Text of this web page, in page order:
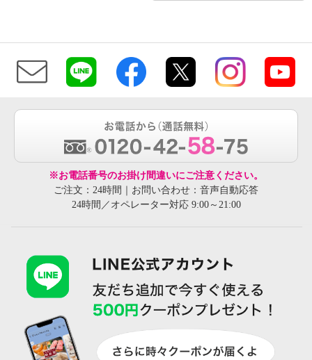
※お電話番号のお掛け間違いにご注意ください。
ご注文：24時間｜お問い合わせ：音声自動応答
24時間／オペレーター対応 9:00～21:00